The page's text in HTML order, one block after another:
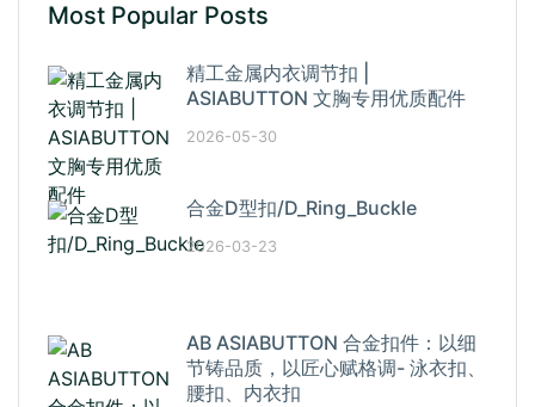
Most Popular Posts
精工金属内衣调节扣 |
ASIABUTTON 文胸专用优质配件
2026-05-30
合金D型扣/D_Ring_Buckle
2026-03-23
AB ASIABUTTON 合金扣件：以细
节铸品质，以匠心赋格调- 泳衣扣、
腰扣、内衣扣